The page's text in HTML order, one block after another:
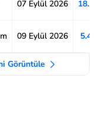
07 Eylül 2026
09 Eylül 2026
Görüntüle